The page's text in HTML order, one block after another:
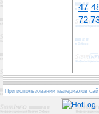
47
72
При использовании материалов